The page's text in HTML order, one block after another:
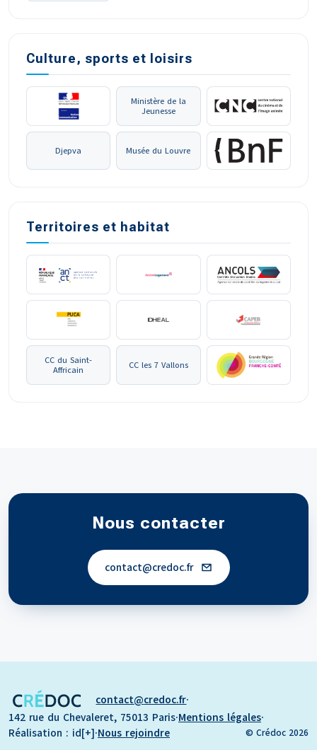
Culture, sports et loisirs
Ministère de la
Jeunesse
Djepva Musée du Louvre
Territoires et habitat
CC du Saint-
Affricain
CC les 7 Vallons
Nous contacter
contact credoc.fr
contact credoc.fr·
142 rue du Chevaleret, 75013 Paris·Mentions légales·
Réalisation : id[+]·Nous rejoindre © Crédoc 2026